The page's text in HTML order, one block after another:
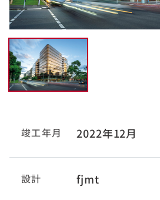
竣工年月 2022年12月
設計 fjmt